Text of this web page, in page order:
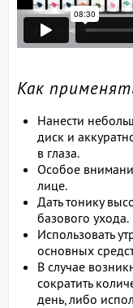
Как
Нанести
диск и
в глаза.
Особое
лице.
Дать тонику
базового ухода.
Использовать
основных
В случае
сократить
день, либо